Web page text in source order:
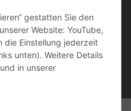
gestatten Sie den
Website: YouTube,
die Einstellung jederzeit
unten). Weitere Details
und in unserer
Daher wird die im
Rechnung nicht gesondert
Lieferzeiten für andere
"Versand"